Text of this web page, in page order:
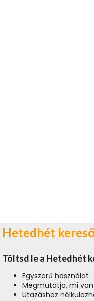
Hetedhét
Töltsd le a Hetedhét
Egyszerű használat
Megmutatja, mi van
Utazáshoz